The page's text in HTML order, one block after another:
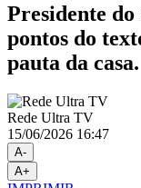
Presidente do
pontos do
pauta da casa.
Rede Ultra TV
15/06/2026 16:47
A-
A+